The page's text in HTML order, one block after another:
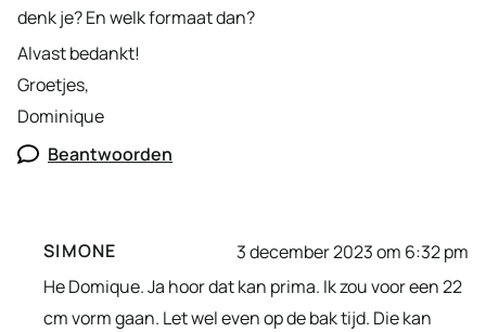
denk je? En welk formaat dan?
Alvast bedankt!
Groetjes,
Dominique
Beantwoorden
SIMONE
3 december 2023 om 6:32 pm
He Domique. Ja hoor dat kan prima. Ik zou voor een 22
cm vorm gaan. Let wel even op de bak tijd. Die kan